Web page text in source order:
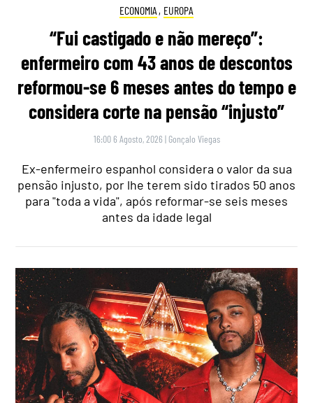
ECONOMIA , EUROPA
“Fui castigado e não mereço”:
enfermeiro com 43 anos de descontos
reformou-se 6 meses antes do tempo e
considera corte na pensão “injusto”
16:00 6 Agosto, 2026 | Gonçalo Viegas
Ex-enfermeiro espanhol considera o valor da sua
pensão injusto, por lhe terem sido tirados 50 anos
para "toda a vida", após reformar-se seis meses
antes da idade legal